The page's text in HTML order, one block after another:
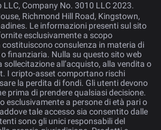
Company No. 3010 LLC 2023.
Richmond Hill Road, Kingstown,
Le informazioni presenti sul sito
esclusivamente a scopo
consulenza in materia di
finanziaria. Nulla su questo sito web
sollecitazione all’acquisto, alla vendita o
I cripto-asset comportano rischi
la perdita di fondi. Gli utenti devono
prima di prendere qualsiasi decisione.
esclusivamente a persone di età pari o
tale accesso sia consentito dalle
sono gli unici responsabili del